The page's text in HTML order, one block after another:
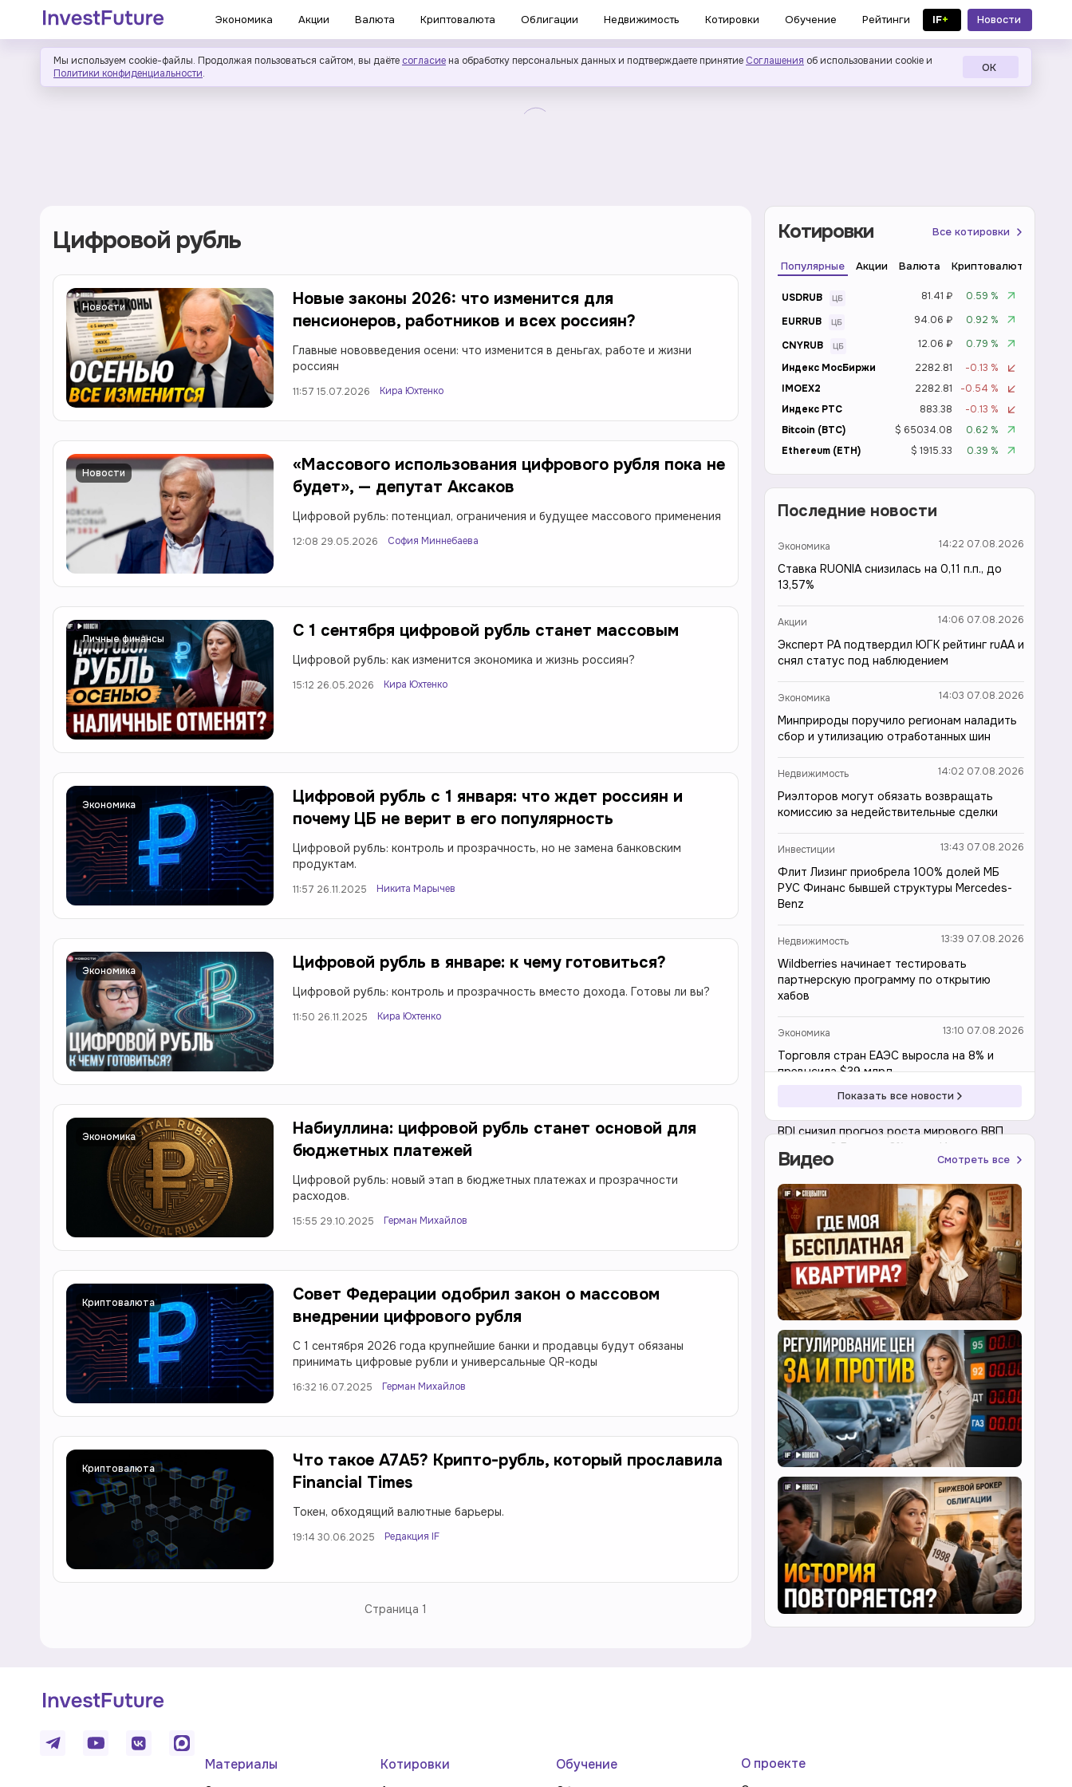
Экономика Акции Валюта Криптовалюта Облигации Недвижимость Котировки Обучение Рейтинги IF+
Новости
в MAX
Мы используем cookie-файлы. Продолжая пользоваться сайтом, вы даёте согласие на обработку персональных данных и подтверждаете принятие Соглашения об использовании cookie и
Политики конфиденциальности. ОК
Цифровой рубль
Новости
Новые законы 2026: что изменится для
пенсионеров, работников и всех россиян?
Главные нововведения осени: что изменится в деньгах, работе и жизни
россиян
11:57 15.07.2026 Кира Юхтенко
Новости
«Массового использования цифрового рубля пока не
будет», — депутат Аксаков
Цифровой рубль: потенциал, ограничения и будущее массового применения
12:08 29.05.2026 София Миннебаева
Личные финансы С 1 сентября цифровой рубль станет массовым
Цифровой рубль: как изменится экономика и жизнь россиян?
15:12 26.05.2026 Кира Юхтенко
Экономика
Цифровой рубль с 1 января: что ждет россиян и
почему ЦБ не верит в его популярность
Цифровой рубль: контроль и прозрачность, но не замена банковским
продуктам.
11:57 26.11.2025 Никита Марычев
Экономика Цифровой рубль в январе: к чему готовиться?
Цифровой рубль: контроль и прозрачность вместо дохода. Готовы ли вы?
11:50 26.11.2025 Кира Юхтенко
Экономика
Набиуллина: цифровой рубль станет основой для
бюджетных платежей
Цифровой рубль: новый этап в бюджетных платежах и прозрачности
расходов.
15:55 29.10.2025 Герман Михайлов
Криптовалюта
Совет Федерации одобрил закон о массовом
внедрении цифрового рубля
С 1 сентября 2026 года крупнейшие банки и продавцы будут обязаны
принимать цифровые рубли и универсальные QR-коды
16:32 16.07.2025 Герман Михайлов
Криптовалюта
Что такое A7A5? Крипто-рубль, который прославила
Financial Times
Токен, обходящий валютные барьеры.
19:14 30.06.2025 Редакция IF
Страница 1
Котировки Все котировки
Популярные Акции Валюта Криптовалюта
USDRUB 81.41 ₽
0.59 %
EURRUB
94.06 ₽
0.92 %
CNYRUB
12.06 ₽
0.79 %
Индекс МосБиржи
2282.81
-0.13 %
IMOEX2
2282.81
-0.54 %
Индекс РТС
883.38
-0.13 %
Bitcoin (BTC)
$ 65034.08
0.62 %
Ethereum (ETH)
$ 1915.33 0.39 %
Последние новости
Экономика 14:22 07.08.2026
Ставка RUONIA снизилась на 0,11 п.п., до
13,57%
Акции 14:06 07.08.2026
Эксперт РА подтвердил ЮГК рейтинг ruAA и
снял статус под наблюдением
Экономика 14:03 07.08.2026
Минприроды поручило регионам наладить
сбор и утилизацию отработанных шин
Недвижимость 14:02 07.08.2026
Риэлторов могут обязать возвращать
комиссию за недействительные сделки
Инвестиции 13:43 07.08.2026
Флит Лизинг приобрела 100% долей МБ
РУС Финанс бывшей структуры Mercedes-
Benz
Недвижимость 13:39 07.08.2026
Wildberries начинает тестировать
партнерскую программу по открытию
хабов
Экономика 13:10 07.08.2026
Торговля стран ЕАЭС выросла на 8% и
превысила $39 млрд
BDI снизил прогноз роста мирового ВВП
почти на 0,5 п.п. до 3% из-за Ирана
Показать все новости
Видео Смотреть все
Материалы Котировки Обучение О проекте